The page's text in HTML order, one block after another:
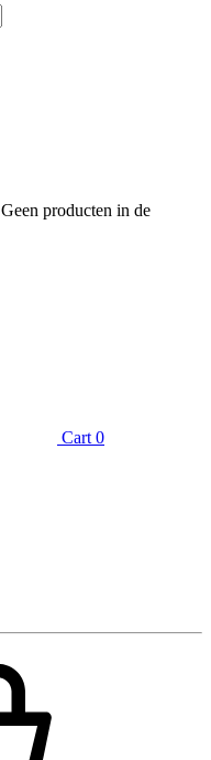
Geen producten in de
Cart 0